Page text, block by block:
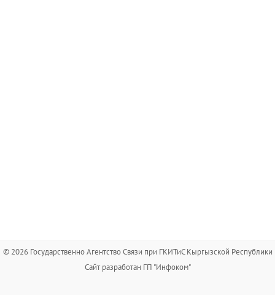
© 2026 Государственно Агентство Связи при ГКИТиС Кыргызской Республики
Сайт разработан ГП "Инфоком"